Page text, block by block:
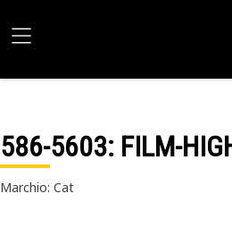
586-5603: FILM-
Marchio: Cat